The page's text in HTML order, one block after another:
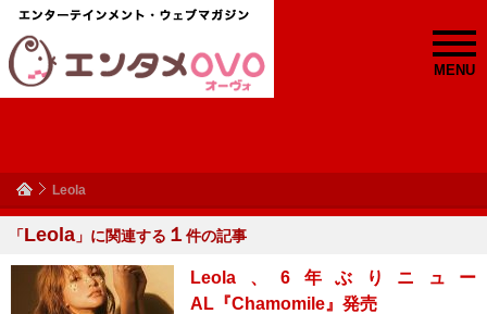
MENU
Leola
「Leola 」に関連する １ 件の記事
Leola、6年ぶりニュー
AL『Chamomile』発売